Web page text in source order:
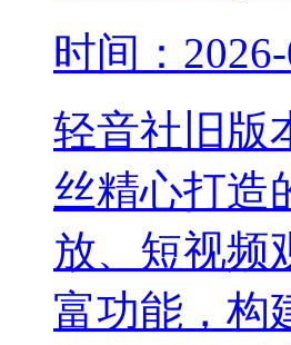
时间：
轻音社旧版
丝精心打造
放、短视频
富功能，构